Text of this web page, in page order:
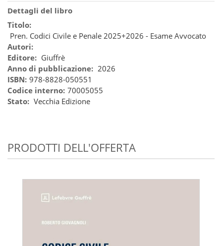
Dettagli del libro
Titolo:
Pren. Codici Civile e Penale 2025+2026 - Esame Avvocato
Autori:
Editore: Giuffrè
Anno di pubblicazione: 2026
ISBN: 978-8828-050551
Codice interno: 70005055
Stato: Vecchia Edizione
PRODOTTI DELL'OFFERTA